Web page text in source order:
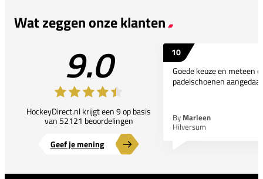
Wat zeggen onze klanten
9.0
HockeyDirect.nl krijgt een 9 op basis
van 52121 beoordelingen
Geef je mening
10
Goede keuze en meteen
padelschoenen
By Marleen
Hilversum